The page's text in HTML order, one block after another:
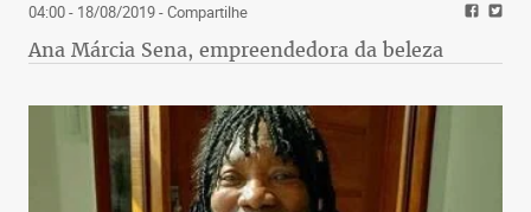
04:00 - 18/08/2019- Compartilhe
Ana Márcia Sena, empreendedora da beleza